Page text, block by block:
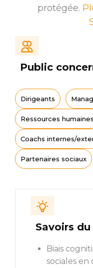
protégée.
Public
Dirigeants
Ressources humaines
Coachs internes/
Partenaires sociaux
Savoirs
Biais
sociales en